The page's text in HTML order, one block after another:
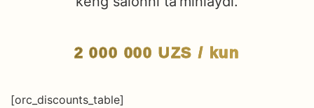
2 000 000 UZS / kun
[orc_discounts_table]